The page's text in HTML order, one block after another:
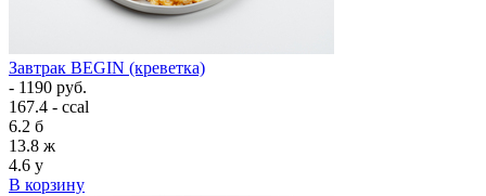
Завтрак BEGIN (креветка)
- 1190 руб.
167.4 - ccal
6.2 б
13.8 ж
4.6 у
В корзину